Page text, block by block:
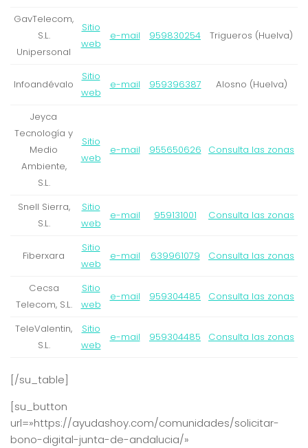
GavTelecom,
S.L.
Unipersonal
Sitio
web
e-mail 959830254 Trigueros (Huelva)
Infoandévalo
Sitio
web
e-mail 959396387 Alosno (Huelva)
Jeyca
Tecnología y
Medio
Ambiente,
S.L.
Sitio
web
e-mail 955650626 Consulta las zonas
Snell Sierra,
S.L.
Sitio
web
e-mail 959131001 Consulta las zonas
Fiberxara
Sitio
web
e-mail 639961079 Consulta las zonas
Cecsa
Telecom, S.L.
Sitio
web
e-mail 959304485 Consulta las zonas
TeleValentin,
S.L.
Sitio
web
e-mail 959304485 Consulta las zonas
[/su_table]
[su_button
url=»https://ayudashoy.com/comunidades/solicitar-
bono-digital-junta-de-andalucia/»